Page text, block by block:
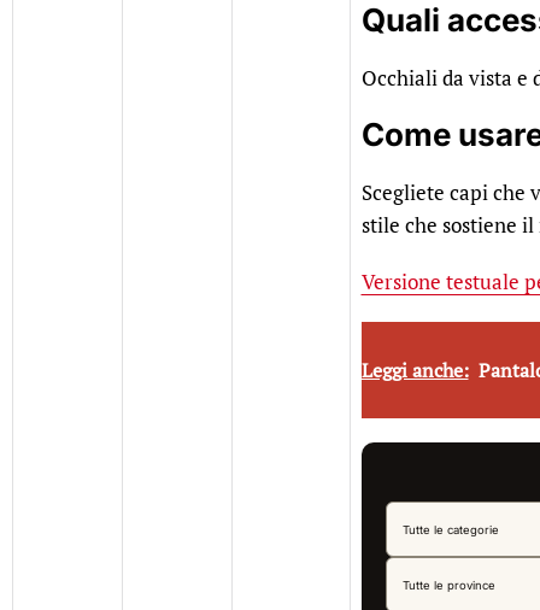
Quali
Occhiali da vista e
Come
Scegliete capi
stile che sostiene
Versione testuale
Leggi anche: